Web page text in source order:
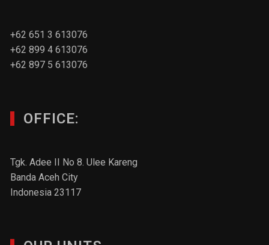
+62 651 3 613076
+62 899 4 613076
+62 897 5 613076
OFFICE:
Tgk. Adee II No 8. Ulee Kareng
Banda Aceh City
Indonesia 23117